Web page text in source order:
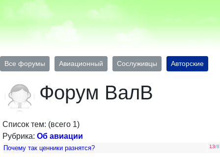
Все форумы Авиационный Сослуживцы Авторские
Форум ВалВ
Список тем: (всего 1)
Рубрика: Об авиации
Почему так ценники разнятся? 13/